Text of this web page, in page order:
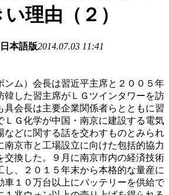
理由（２）
本語版2014.07.03 11:41
ンム）会長は習近平主席と２００５年
韓した習主席がＬＧツインタワーを訪
具会長は主要企業関係者らとともに習
ＬＧ化学が中国・南京に建設する電気
などに関する話を交わすものとみられ
南京市と工場設立に向けた包括的協力
交換した。９月に南京市内の経済技術
し、２０１５年末から本格的な量産に
車１０万台以上にバッテリーを供給で